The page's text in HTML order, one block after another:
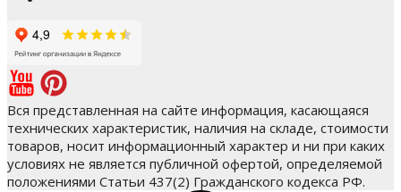
Вся представленная на сайте информация, касающаяся
технических характеристик, наличия на складе, стоимости
товаров, носит информационный характер и ни при каких
условиях не является публичной офертой, определяемой
положениями Статьи 437(2) Гражданского кодекса РФ.